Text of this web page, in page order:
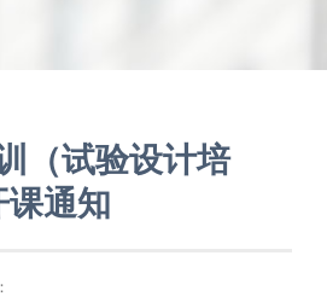
（试验设计培
通知